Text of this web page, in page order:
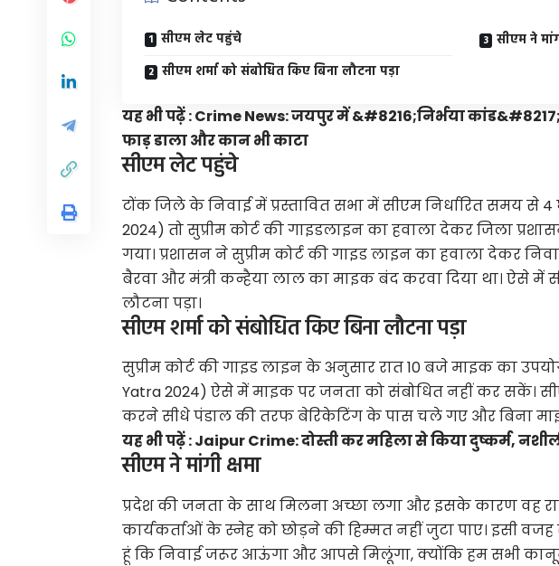
सीएम लेट पहुंचे
सीएम शर्मा को संबोधित किए बिना लौटना पड़ा
सीएम ने
यह भी पढ़ें :Crime News: जयपुर में &#8216;निर्भया
फाड़ डाला और कान भी काटा
सीएम लेट पहुंचे
टोंक जिले के निवाई में प्रस्तावित सभा में सीएम निर्धारित समय से
2024) तो सुप्रीम कोर्ट की गाइडलाइन का हवाला देकर जिला
गया। प्रशासन ने सुप्रीम कोर्ट की गाइड लाइन का हवाला देकर
बैरवा और मंत्री कन्हैया लाल का माइक बंद करवा दिया था। ऐसे में
लौटना पड़ा।
सीएम शर्मा को संबोधित किए बिना लौटना पड़ा
सुप्रीम कोर्ट की गाइड लाइन के अनुसार रात 10 बजे माइक का
Yatra 2024) ऐसे में माइक पर जनता को संबोधित नहीं कर सकें।
करने सीधे पंडाल की तरफ बेरिकेटिंग के पास चले गए और बिना
यह भी पढ़ें :Jaipur Crime: दोस्ती कर महिला से किया दुष्कर्म,
सीएम ने मांगी क्षमा
प्रदेश की जनता के साथ मिलना अच्छा लगा और इसके कारण वह
कार्यकर्ताओं के स्नेह को छोड़ने की हिम्मत नहीं जुटा पाए। इसी
हूं कि निवाई जरूर आऊंगा और आपसे मिलूंगा, क्योंकि हम सभी